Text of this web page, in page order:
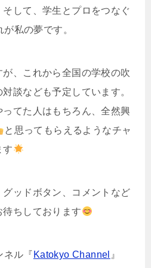
して、学生とプロをつなぐ
が私の夢です。
、これから全国の学校の吹
談なども予定しています。
てた人はもちろん、全然興
と思ってもらえるようなチャ
す
ッドボタン、コメントなど
ちしております
ネル『 Katokyo Channel 』